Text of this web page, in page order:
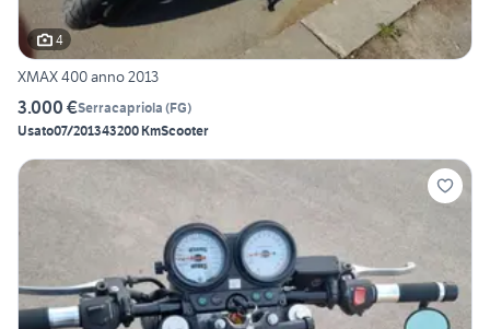
4
XMAX 400 anno 2013
3.000 €Serracapriola (FG)
Usato07/201343200 KmScooter